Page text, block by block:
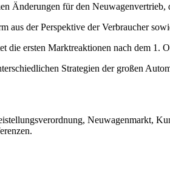
Änderungen für den
aus der Perspektive der Verbraucher
die ersten Marktreaktionen nach dem
Strategien der großen
Neuwagenmarkt,